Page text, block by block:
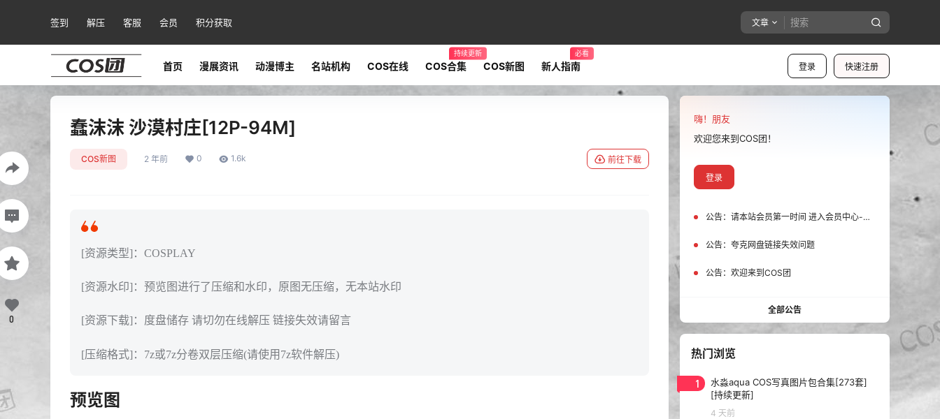
签到 解压 客服 会员 积分获取 文章
登录 快速注册
首页 漫展资讯 动漫博主 名站机构 COS在线 COS合集
持续更新
COS新图 新人指南
必看
蠢沫沫 沙漠村庄[12P-94M]
COS新图 2 年前 0 1.6k 前往下载
[资源类型]：COSPLAY
[资源水印]：预览图进行了压缩和水印，原图无压缩，无本站水印
[资源下载]：度盘储存 请切勿在线解压 链接失效请留言
[压缩格式]：7z或7z分卷双层压缩(请使用7z软件解压)
预览图
0
嗨！朋友
欢迎您来到COS团！
登录
公告： 请本站会员第一时间 进入会员中心-我的设置中为您的账号绑定邮箱!
公告： 夸克网盘链接失效问题
公告： 欢迎来到COS团
全部公告
热门浏览
1
水淼aqua COS写真图片包合集[273套]
[持续更新]
4 天前